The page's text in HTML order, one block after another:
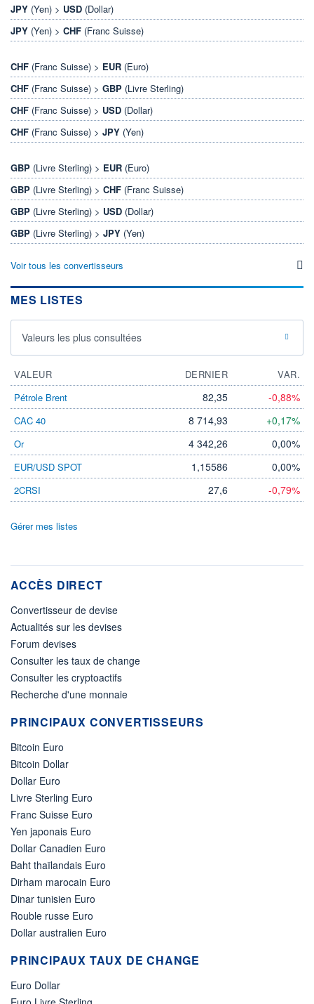
JPY (Yen) > USD (Dollar)
JPY (Yen) > CHF (Franc Suisse)
CHF (Franc Suisse) > EUR (Euro)
CHF (Franc Suisse) > GBP (Livre Sterling)
CHF (Franc Suisse) > USD (Dollar)
CHF (Franc Suisse) > JPY (Yen)
GBP (Livre Sterling) > EUR (Euro)
GBP (Livre Sterling) > CHF (Franc Suisse)
GBP (Livre Sterling) > USD (Dollar)
GBP (Livre Sterling) > JPY (Yen)
Voir tous les convertisseurs
MES LISTES
Valeurs les plus consultées
VALEUR DERNIER
VAR.
Pétrole Brent
82,35 -0,88%
CAC 40 8 714,93 +0,17%
Or 4 342,26 0,00%
EUR/USD SPOT 1,15586 0,00%
2CRSI 27,6 -0,79%
Gérer mes listes
ACCÈS DIRECT
Convertisseur de devise
Actualités sur les devises
Forum devises
Consulter les taux de change
Consulter les cryptoactifs
Recherche d'une monnaie
PRINCIPAUX CONVERTISSEURS
Bitcoin Euro
Bitcoin Dollar
Dollar Euro
Livre Sterling Euro
Franc Suisse Euro
Yen japonais Euro
Dollar Canadien Euro
Baht thaïlandais Euro
Dirham marocain Euro
Dinar tunisien Euro
Rouble russe Euro
Dollar australien Euro
PRINCIPAUX TAUX DE CHANGE
Euro Dollar